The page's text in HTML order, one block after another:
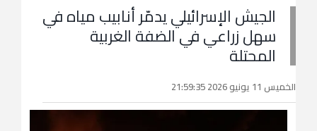
الجيش الإسرائيلي يدمّر أنابيب مياه في
سهل زراعي في الضفة الغربية
المحتلة
الخميس 11 يونيو 2026 21:59:35